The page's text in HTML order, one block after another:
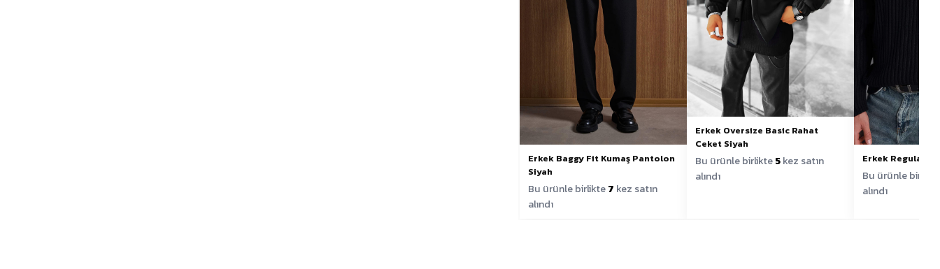
Erkek Baggy Fit Kumaş Pantolon
Siyah
Bu ürünle birlikte7 kez satın
alındı
Erkek Oversize Basic Rahat
Ceket Siyah
Bu ürünle birlikte5kez satın
alındı
Erkek Regular
Bu ürünle
alındı